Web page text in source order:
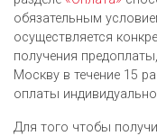
обязательным
осуществляется
получения
Москву в течение 15
оплаты
Для того чтобы